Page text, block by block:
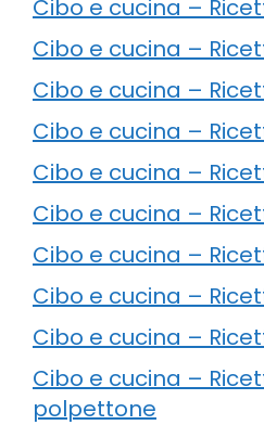
Cibo e cucina –
Cibo e cucina –
Cibo e cucina –
Cibo e cucina –
Cibo e cucina –
Cibo e cucina –
Cibo e cucina –
Cibo e cucina –
Cibo e cucina –
Cibo e cucina –
polpettone